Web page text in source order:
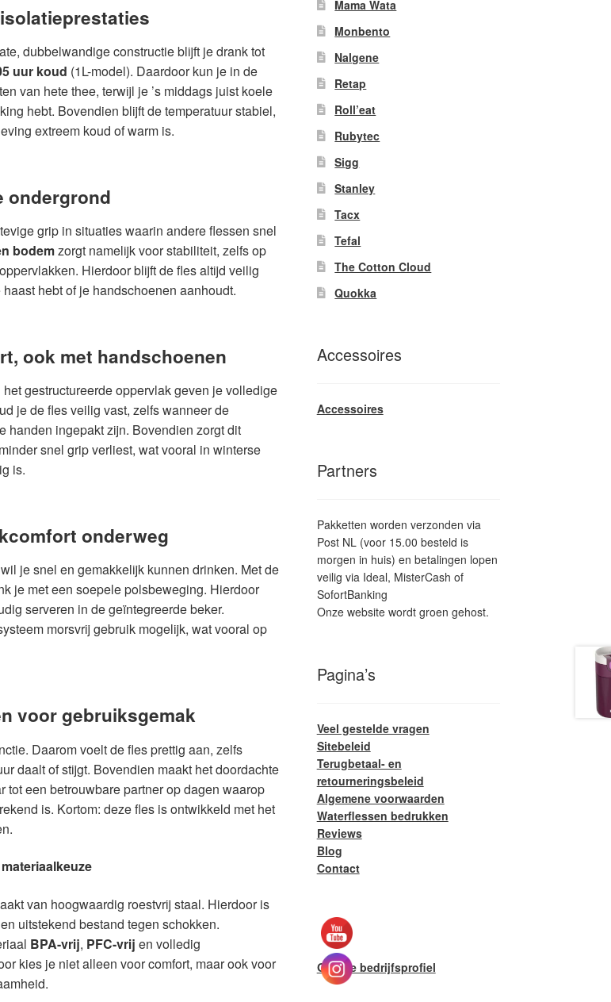
dubbelwandige constructie blijft je drank tot
uur koud (1L-model). Daardoor kun je in de
van hete thee, terwijl je ’s middags juist koele
hebt. Bovendien blijft de temperatuur stabiel,
extreem koud of warm is.
ondergrond
grip in situaties waarin andere flessen snel
bodemzorgt namelijk voor stabiliteit, zelfs op
Hierdoor blijft de fles altijd veilig
hebt of je handschoenen aanhoudt.
ook met handschoenen
gestructureerde oppervlak geven je volledige
je de fles veilig vast, zelfs wanneer de
handen ingepakt zijn. Bovendien zorgt dit
snel grip verliest, wat vooral in winterse
is.
onderweg
je snel en gemakkelijk kunnen drinken. Met de
je met een soepele polsbeweging. Hierdoor
serveren in de geïntegreerde beker.
morsvrij gebruik mogelijk, wat vooral op
voor gebruiksgemak
Daarom voelt de fles prettig aan, zelfs
daalt of stijgt. Bovendien maakt het doordachte
tot een betrouwbare partner op dagen waarop
is. Kortom: deze fles is ontwikkeld met het
van hoogwaardig roestvrij staal. Hierdoor is
uitstekend bestand tegen schokken.
BPA-vrij, PFC-vrij en volledig
kies je niet alleen voor comfort, maar ook voor
Mama Wata
Monbento
Nalgene
Retap
Roll’eat
Rubytec
Sigg
Stanley
Tacx
Tefal
The Cotton Cloud
Quokka
Accessoires
Accessoires
Partners
Pakketten worden verzonden via
Post NL (voor 15.00 besteld is
morgen in huis) en betalingen lopen
veilig via Ideal, MisterCash of
SofortBanking
Onze website wordt groen gehost.
Pagina’s
Veel gestelde vragen
Sitebeleid
Terugbetaal- en
retourneringsbeleid
Algemene voorwaarden
Waterflessen bedrukken
Reviews
Blog
Contact
Google bedrijfsprofiel